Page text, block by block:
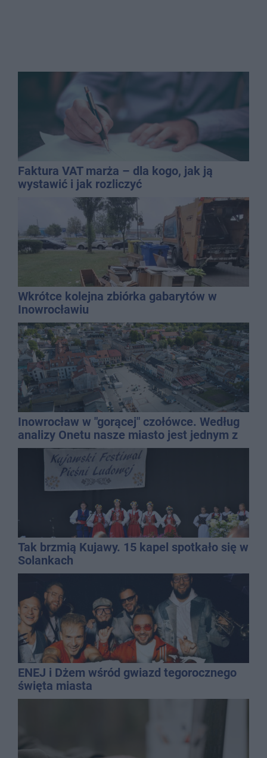
Faktura VAT marża – dla kogo, jak ją
wystawić i jak rozliczyć
Wkrótce kolejna zbiórka gabarytów w
Inowrocławiu
Inowrocław w "gorącej" czołówce. Według
analizy Onetu nasze miasto jest jednym z
najbardziej narażonych na upały
Tak brzmią Kujawy. 15 kapel spotkało się w
Solankach
ENEJ i Dżem wśród gwiazd tegorocznego
święta miasta